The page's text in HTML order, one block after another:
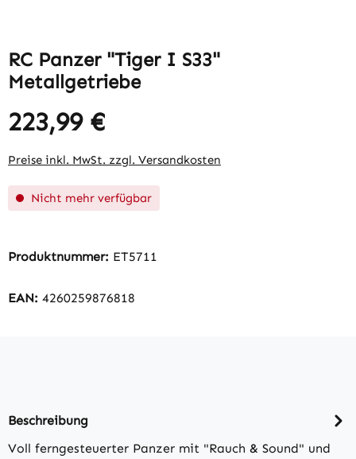
RC Panzer "Tiger I S33"
Metallgetriebe
Regulärer Preis:
223,99 €
Preise inkl. MwSt. zzgl. Versandkosten
Nicht mehr verfügbar
Produktnummer: ET5711
EAN: 4260259876818
Beschreibung
Voll ferngesteuerter Panzer mit "Rauch & Sound" und